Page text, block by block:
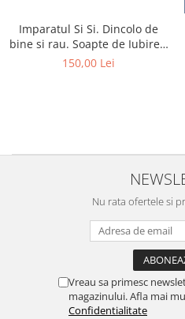
Imparatul Si Si. Dincolo de
bine si rau. Soapte de Iubire -
Invatatura tainica a Soarelui
150,00 Lei
Nu rata ofertele si
Vreau sa primesc
magazinului. Afla mai
Confidentialitate